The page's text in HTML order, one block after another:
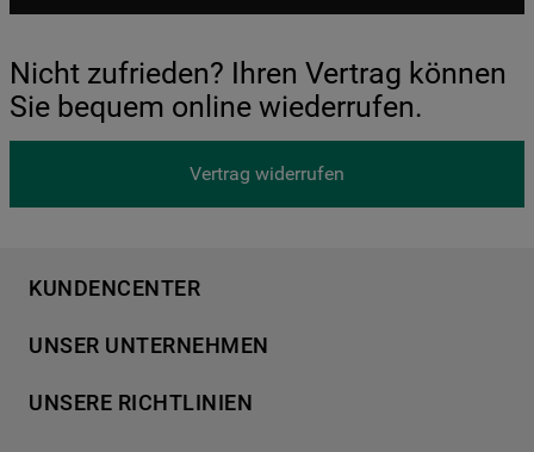
Nicht zufrieden? Ihren Vertrag können
Sie bequem online wiederrufen.
Vertrag widerrufen
KUNDENCENTER
Händlersuche
Häufige Fragen
UNSER UNTERNEHMEN
Für Händler
UNSERE RICHTLINIEN